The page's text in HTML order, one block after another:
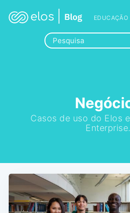
EDUCAÇÃO
Casos de uso do Elos
Enterprise.